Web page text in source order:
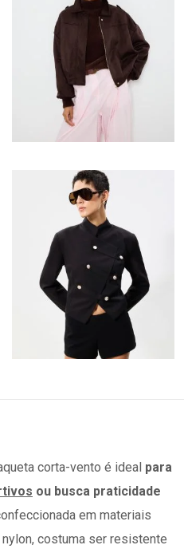
corta-vento é ideal para
ou busca praticidade
em materiais
costuma ser resistente